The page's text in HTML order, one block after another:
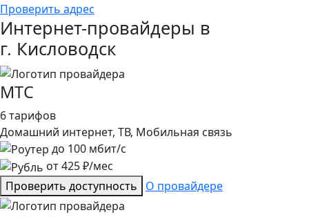
Проверить адрес
Интернет-провайдеры в
г. Кисловодск
МТС
6 тарифов
Домашний интернет, ТВ, Мобильная связь
до 100 мбит/с
от425₽/мес
Проверить доступность
О провайдере